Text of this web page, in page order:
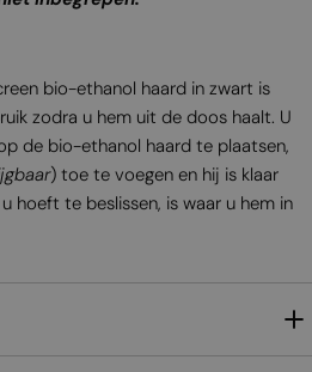
bio-ethanol haard in zwart is
zodra u hem uit de doos haalt. U
de bio-ethanol haard te plaatsen,
) toe te voegen en hij is klaar
hoeft te beslissen, is waar u hem in